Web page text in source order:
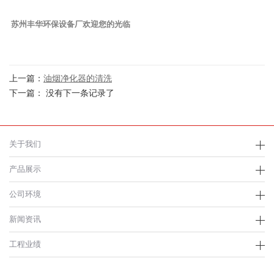
苏州丰华环保设备厂欢迎您的光临
上一篇： 油烟净化器的清洗
下一篇： 没有下一条记录了
关于我们
产品展示
公司环境
新闻资讯
工程业绩